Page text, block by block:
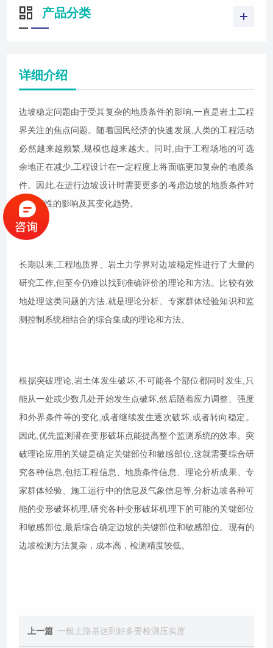
产品分类
详细介绍
边坡稳定问题由于受其复杂的地质条件的影响,一直是岩土工程
界关注的焦点问题。随着国民经济的快速发展,人类的工程活动
必然越来越频繁,规模也越来越大。同时,由于工程场地的可选
余地正在减少,工程设计在一定程度上将面临更加复杂的地质条
件。因此,在进行边坡设计时需要更多的考虑边坡的地质条件对
其稳定性的影响及其变化趋势。
长期以来,工程地质界、岩土力学界对边坡稳定性进行了大量的
研究工作,但至今仍难以找到准确评价的理论和方法。比较有效
地处理这类问题的方法,就是理论分析、专家群体经验知识和监
测控制系统相结合的综合集成的理论和方法。
根据突破理论,岩土体发生破坏,不可能各个部位都同时发生,只
能从一处或少数几处开始发生点破坏,然后随着应力调整、强度
和外界条件等的变化,或者继续发生逐次破坏,或者转向稳定。
因此,优先监测潜在变形破坏点能提高整个监测系统的效率。突
破理论应用的关键是确定关键部位和敏感部位,这就需要综合研
究各种信息,包括工程信息、地质条件信息、理论分析成果、专
家群体经验、施工运行中的信息及气象信息等,分析边坡各种可
能的变形破坏机理,研究各种变形破坏机理下的可能的关键部位
和敏感部位,最后综合确定边坡的关键部位和敏感部位。现有的
边坡检测方法复杂，成本高，检测精度较低。
上一篇 一般土路基达到好多要检测压实度